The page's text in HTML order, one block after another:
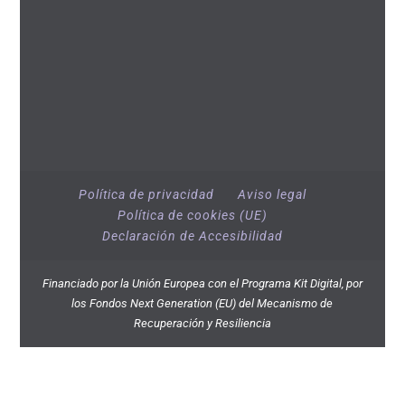
Política de privacidad
Aviso legal
Política de cookies (UE)
Declaración de Accesibilidad
Financiado por la Unión Europea con el Programa Kit Digital, por
los Fondos Next Generation (EU) del Mecanismo de
Recuperación y Resiliencia